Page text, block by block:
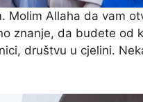
Molim Allaha da vam
znanje, da budete od
društvu u cjelini.